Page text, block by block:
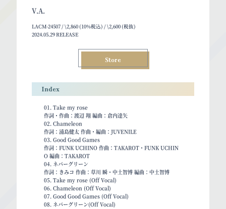
V.A.
LACM-24507 / \2,860 (10%税込) / \2,600 (税抜)
2024.05.29 RELEASE
Store
Index
01. Take my rose
作詞・作曲：渡辺 翔 編曲：倉内達矢
02. Chameleon
作詞：浦島健太 作曲・編曲：JUVENILE
03. Good Good Games
作詞：FUNK UCHINO 作曲：TAKAROT・FUNK UCHIN
O 編曲：TAKAROT
04. ネバーグリーン
作詞：きみコ 作曲：草川 瞬・中土智博 編曲：中土智博
05. Take my rose (Off Vocal)
06. Chameleon (Off Vocal)
07. Good Good Games (Off Vocal)
08. ネバーグリーン(Off Vocal)